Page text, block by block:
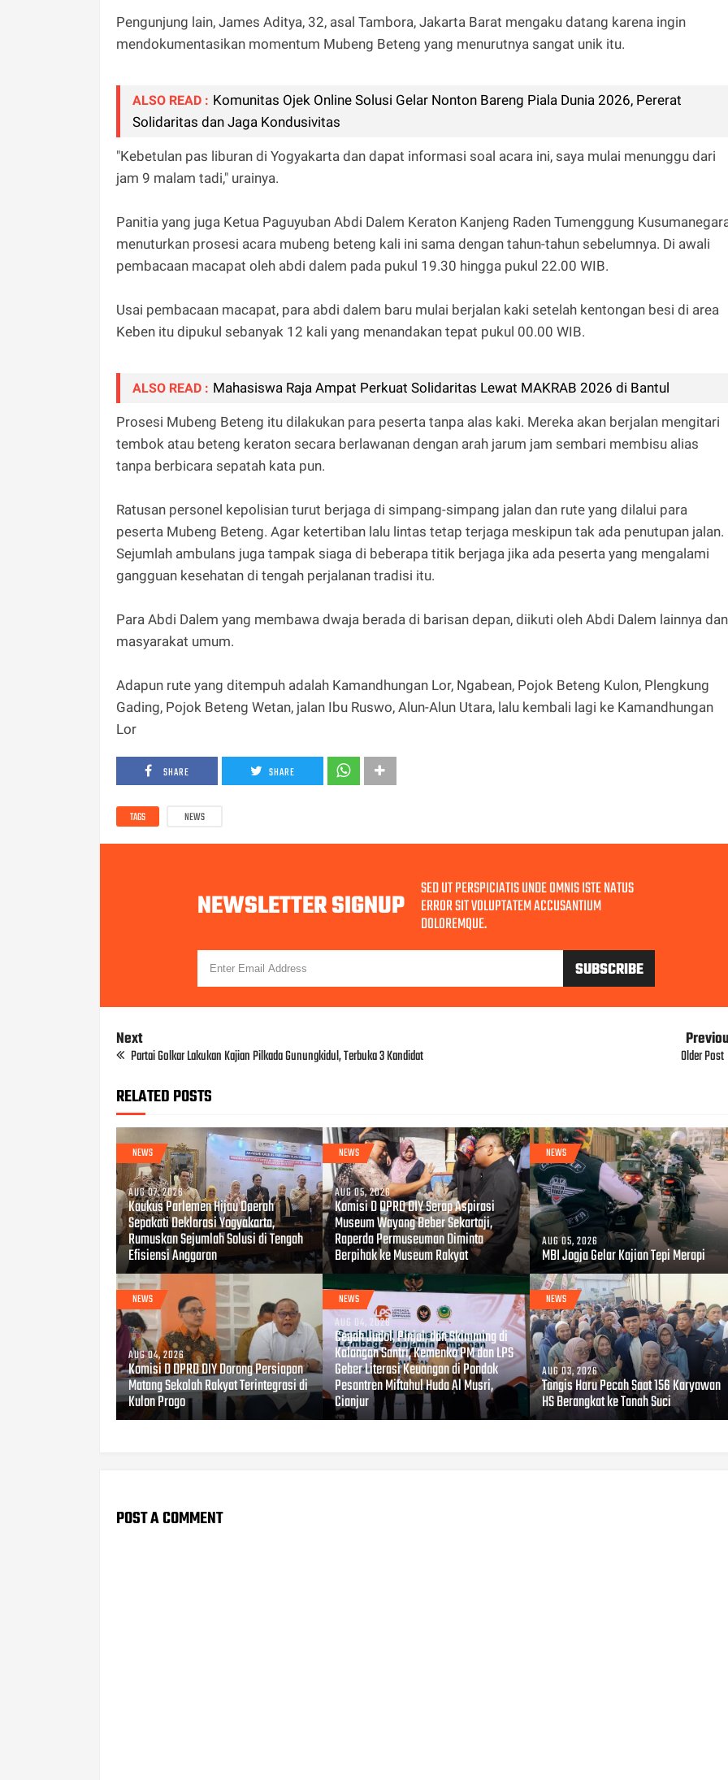
Pengunjung lain, James Aditya, 32, asal Tambora, Jakarta Barat mengaku datang karena ingin
mendokumentasikan momentum Mubeng Beteng yang menurutnya sangat unik itu.
ALSO READ : Komunitas Ojek Online Solusi Gelar Nonton Bareng Piala Dunia 2026, Pererat
Solidaritas dan Jaga Kondusivitas
"Kebetulan pas liburan di Yogyakarta dan dapat informasi soal acara ini, saya mulai menunggu dari
jam 9 malam tadi," urainya.
Panitia yang juga Ketua Paguyuban Abdi Dalem Keraton Kanjeng Raden Tumenggung
menuturkan prosesi acara mubeng beteng kali ini sama dengan tahun-tahun sebelumnya. Di awali
pembacaan macapat oleh abdi dalem pada pukul 19.30 hingga pukul 22.00 WIB.
Usai pembacaan macapat, para abdi dalem baru mulai berjalan kaki setelah kentongan besi di area
Keben itu dipukul sebanyak 12 kali yang menandakan tepat pukul 00.00 WIB.
ALSO READ : Mahasiswa Raja Ampat Perkuat Solidaritas Lewat MAKRAB 2026 di Bantul
Prosesi Mubeng Beteng itu dilakukan para peserta tanpa alas kaki. Mereka akan berjalan mengitari
tembok atau beteng keraton secara berlawanan dengan arah jarum jam sembari membisu alias
tanpa berbicara sepatah kata pun.
Ratusan personel kepolisian turut berjaga di simpang-simpang jalan dan rute yang dilalui para
peserta Mubeng Beteng. Agar ketertiban lalu lintas tetap terjaga meskipun tak ada penutupan jalan.
Sejumlah ambulans juga tampak siaga di beberapa titik berjaga jika ada peserta yang mengalami
gangguan kesehatan di tengah perjalanan tradisi itu.
Para Abdi Dalem yang membawa dwaja berada di barisan depan, diikuti oleh Abdi Dalem lainnya dan
masyarakat umum.
Adapun rute yang ditempuh adalah Kamandhungan Lor, Ngabean, Pojok Beteng Kulon, Plengkung
Gading, Pojok Beteng Wetan, jalan Ibu Ruswo, Alun-Alun Utara, lalu kembali lagi ke Kamandhungan
Lor
SHARE SHARE
TAGS NEWS
NEWSLETTER SIGNUP SED UT PERSPICIATIS UNDE OMNIS ISTE NATUS
ERROR SIT VOLUPTATEM ACCUSANTIUM
DOLOREMQUE.
Next
Partai Golkar Lakukan Kajian Pilkada Gunungkidul, Terbuka 3 Kandidat Older Post
RELATED POSTS
NEWS
AUG 07, 2026
Kaukus Parlemen Hijau Daerah
Sepakati Deklarasi Yogyakarta,
Rumuskan Sejumlah Solusi di Tengah
Efisiensi Anggaran
NEWS
AUG 05, 2026
Komisi D DPRD DIY Serap Aspirasi
Museum Wayang Beber Sekartaji,
Raperda Permuseuman Diminta
Berpihak ke Museum Rakyat
NEWS
AUG 05, 2026
MBI Jogja Gelar Kajian Tepi Merapi
NEWS
AUG 04, 2026
Komisi D DPRD DIY Dorong Persiapan
Matang Sekolah Rakyat Terintegrasi di
Kulon Progo
NEWS
AUG 04, 2026
Cegah Judol, Pinjol, dan Skimming di
Kalangan Santri, Kemenko PM dan LPS
Geber Literasi Keuangan di Pondok
Pesantren Miftahul Huda Al Musri,
Cianjur
NEWS
AUG 03, 2026
Tangis Haru Pecah Saat 156 Karyawan
HS Berangkat ke Tanah Suci
POST A COMMENT